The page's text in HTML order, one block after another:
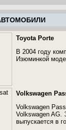
Toyota Porte
В 2004 году
Изюминкой
Volkswagen
Volkswagen
Volkswagen AG.
выпускается в